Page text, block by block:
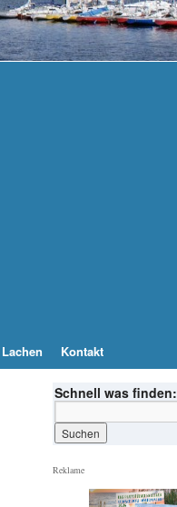
Lachen Kontakt
Schnell was finden:
Reklame